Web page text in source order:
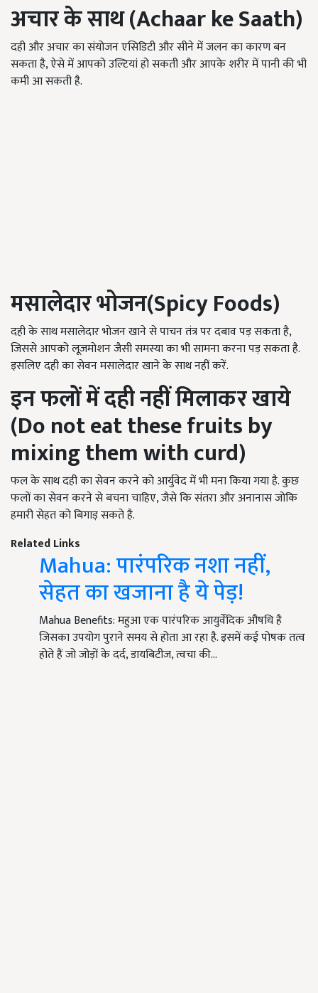
अचार के साथ(Achaar ke Saath)
दही और अचार का संयोजन एसिडिटी और सीने में जलन का कारण बन
सकता है, ऐसे में आपको उल्टियां हो सकती और आपके शरीर में पानी की भी
कमी आ सकती है.
मसालेदार भोजन(Spicy Foods)
दही के साथ मसालेदार भोजन खाने से पाचन तंत्र पर दबाव पड़ सकता है,
जिससे आपको लूज़मोशन जैसी समस्या का भी सामना करना पड़ सकता है.
इसलिए दही का सेवन मसालेदार खाने के साथ नहीं करें.
इन फलों में दही नहीं मिलाकर खाये
(Do not eat these fruits by
mixing them with curd)
फल के साथ दही का सेवन करने को आर्युवेद में भी मना किया गया है. कुछ
फलों का सेवन करने से बचना चाहिए, जैसे कि संतरा और अनानास जोकि
हमारी सेहत को बिगाड़ सकते है.
Related Links
Mahua: पारंपरिक नशा नहीं,
सेहत का खजाना है ये पेड़!
Mahua Benefits: महुआ एक पारंपरिक आयुर्वेदिक औषधि है
जिसका उपयोग पुराने समय से होता आ रहा है. इसमें कई पोषक तत्व
होते हैं जो जोड़ों के दर्द, डायबिटीज, त्वचा की…